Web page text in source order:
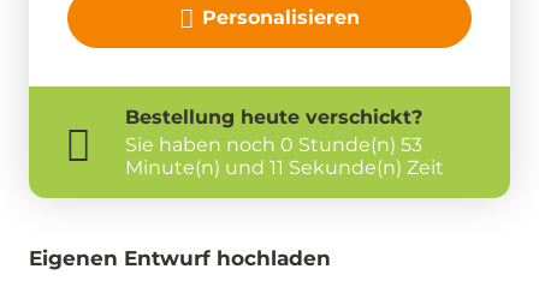
Personalisieren
Bestellung heute verschickt?
Sie haben noch 0 Stunde(n) 53
Minute(n) und 11 Sekunde(n) Zeit
Eigenen Entwurf hochladen